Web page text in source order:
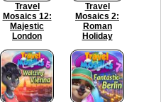
Travel
Mosaics 12:
Majestic
London
Travel
Mosaics 2:
Roman
Holiday